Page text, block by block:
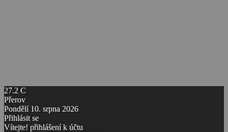
27.2 C
Přerov
Pondělí 10. srpna 2026
Přihlásit se
Vítejte! přihlášení k účtu